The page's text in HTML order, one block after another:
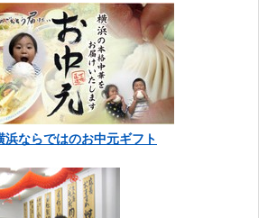
浜ならではのお中元ギフト